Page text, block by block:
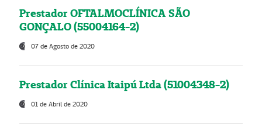
Prestador OFTALMOCLÍNICA SÃO
GONÇALO (55004164-2)
07 de Agosto de 2020
Prestador Clínica Itaipú Ltda (51004348-2)
01 de Abril de 2020